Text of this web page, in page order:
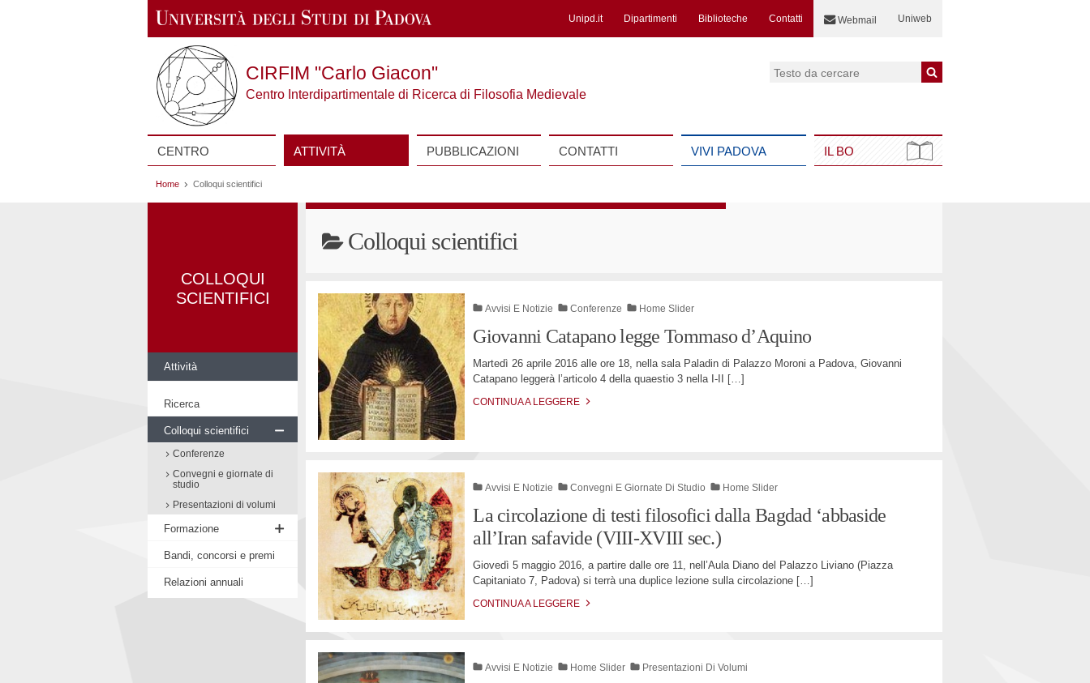
Webmail Uniweb
Unipd.it Dipartimenti Biblioteche Contatti
CIRFIM "Carlo Giacon"
Centro Interdipartimentale di Ricerca di Filosofia Medievale
Cerca:
Vai al contenuto
CENTRO ATTIVITÀ PUBBLICAZIONI CONTATTI VIVI PADOVA IL BO
Home Colloqui scientifici
Colloqui scientifici
Avvisi E Notizie Conferenze Home Slider
Giovanni Catapano legge Tommaso d’Aquino
Martedì 26 aprile 2016 alle ore 18, nella sala Paladin di Palazzo Moroni a Padova, Giovanni
Catapano leggerà l’articolo 4 della quaestio 3 nella I-II
[…]
CONTINUA A LEGGERE
Avvisi E Notizie Convegni E Giornate Di Studio Home Slider
La circolazione di testi filosofici dalla Bagdad ‘abbaside
all’Iran safavide (VIII-XVIII sec.)
Giovedì 5 maggio 2016, a partire dalle ore 11, nell’Aula Diano del Palazzo Liviano (Piazza
Capitaniato 7, Padova) si terrà una duplice lezione sulla circolazione […]
CONTINUA A LEGGERE
Avvisi E Notizie Home Slider Presentazioni Di Volumi
COLLOQUI
SCIENTIFICI
Attività
Ricerca
Colloqui scientifici
Conferenze
Convegni e giornate di
studio
Presentazioni di volumi
Formazione
Seminario di Filosofia
medievale
Workshop
Bandi, concorsi e premi
Relazioni annuali